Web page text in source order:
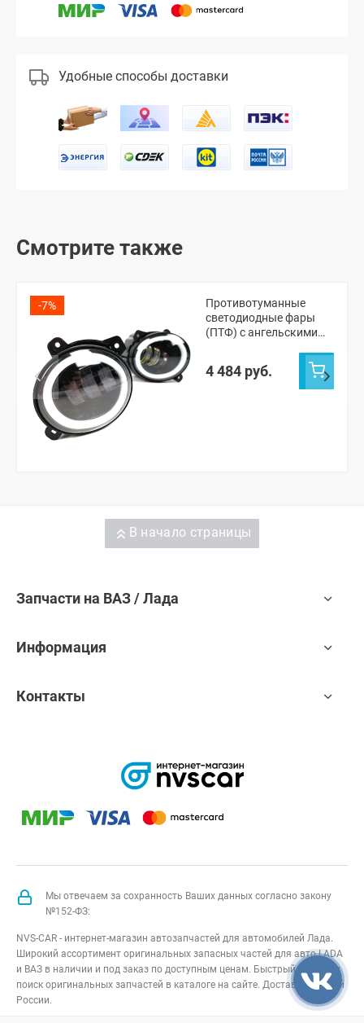
Удобные способы доставки
Смотрите также
-7%
Противотуманные
светодиодные фары
(ПТФ) с ангельскими
Ларгус, Калина-2
4 484 руб.
В начало страницы
Запчасти на ВАЗ / Лада
Информация
Контакты
Мы отвечаем за сохранность Ваших данных согласно закону
№152-ФЗ:
NVS-CAR - интернет-магазин автозапчастей для автомобилей Лада.
Широкий ассортимент оригинальных запасных частей для авто LADA
и ВАЗ в наличии и под заказ по доступным ценам. Быстрый подбор и
поиск оригинальных запчастей в каталоге на сайте. Доставка по всей
России.